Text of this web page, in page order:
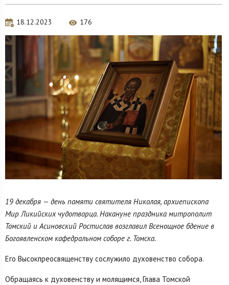
18.12.2023 176
19 декабря — день памяти святителя Николая, архиепископа
Мир Ликийских чудотворца. Накануне праздника митрополит
Томский и Асиновский Ростислав возглавил Всенощное бдение в
Богоявленском кафедральном соборе г. Томска.
Его Высокпреосвященству сослужило духовенство собора.
Обращаясь к духовенству и молящимся, Глава Томской